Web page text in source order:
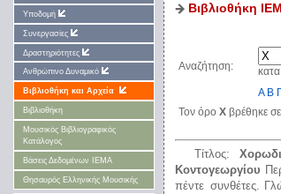
Υποδομή
Συνεργασίες
Δραστηριότητες
Ανθρώπινο Δυναμικό
Βιβλιοθήκη και Αρχεία
Βιβλιοθήκη
Μουσικός Βιβλιογραφικός
Κατάλογος
Βάσεις Δεδομένων ΙΕΜΑ
Θησαυρός Ελληνικής Μουσικής
Βιβλιοθήκη
Αναζήτηση:
Α Β
Τον όρο Χ βρέθηκε
Τίτλος:
Κοντογεωργίου
πέντε συνθέτες.